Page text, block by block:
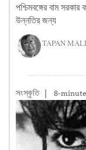
পশ্চিমবঙ্গের বাম সরকার
উন্নতির জন্য
TAPAN
সংস্কৃতি|8-